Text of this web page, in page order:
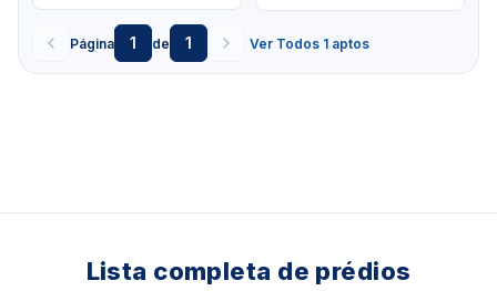
WhatsApp um corretor em Miami +1 305 540
5744Página 1 de 1 Ver Todos 1 aptos
Lista completa de prédios